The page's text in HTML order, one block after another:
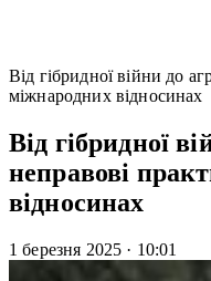
Від гібридної війни до
міжнародних відносинах
Від гібридної
неправові
відносинах
1 березня 2025 · 10:01